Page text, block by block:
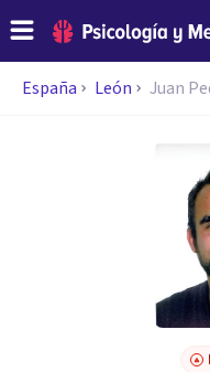
España León Juan